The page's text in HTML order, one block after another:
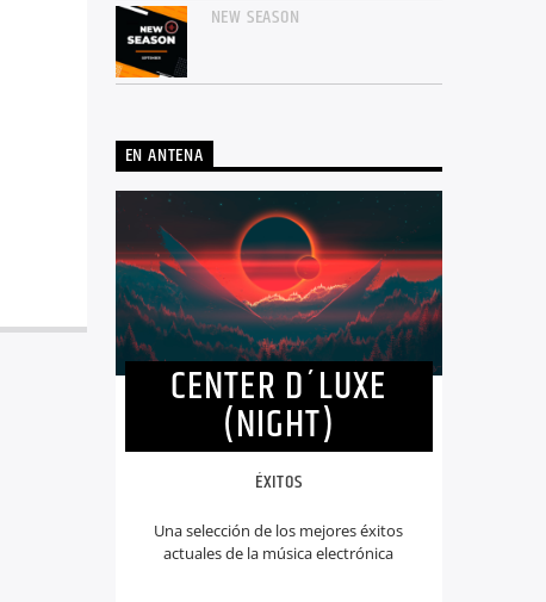
NEW SEASON
EN ANTENA
CENTER D´LUXE
(NIGHT)
ÉXITOS
Una selección de los mejores éxitos
actuales de la música electrónica